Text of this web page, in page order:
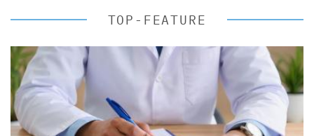
TOP-FEATURE